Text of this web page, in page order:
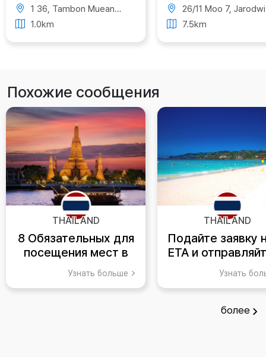
1 36, Tambon Mueang Kao, Amphoe Mueang Sukhothai, Chang Wat Sukhothai 64210, Thailand
1.0km
26/11 Moo 7, Jarodwithithong Rd, ตำบล เมืองเก่า อำเภอเมืองสุโขทัย สุโขทัย 64210,
7.5km
Похожие сообщения
THAILAND
8 Обязательных для
посещения мест в
Таиланде
Узнать больше
THAILAND
Подайте заявку
ETA и
в путешествие
Пхукет!
Узнать
более